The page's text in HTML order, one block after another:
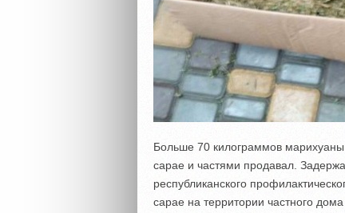
Больше 70 килограммов
сарае и частями продавал.
республиканского
сарае на территории частного